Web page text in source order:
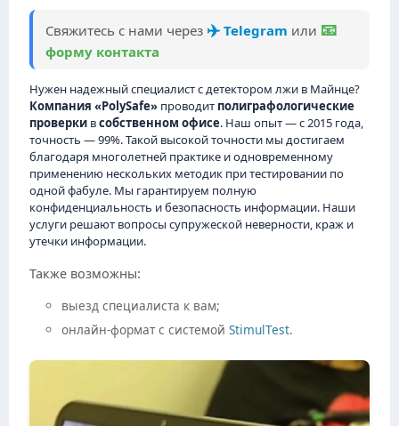
Свяжитесь с нами через ✈️Telegram или 📧
форму контакта
Нужен надежный специалист с детектором лжи в Майнце?
Компания «PolySafe» проводит полиграфологические
проверки всобственном офисе. Наш опыт — с 2015 года,
точность — 99%. Такой высокой точности мы достигаем
благодаря многолетней практике и одновременному
применению нескольких методик при тестировании по
одной фабуле. Мы гарантируем полную
конфиденциальность и безопасность информации. Наши
услуги решают вопросы супружеской неверности, краж и
утечки информации.
Также возможны:
выезд специалиста к вам;
онлайн-формат с системой StimulTest.